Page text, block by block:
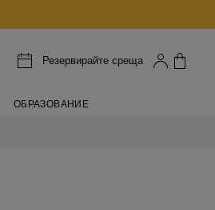
Резервирайте среща
ОБРАЗОВАНИЕ